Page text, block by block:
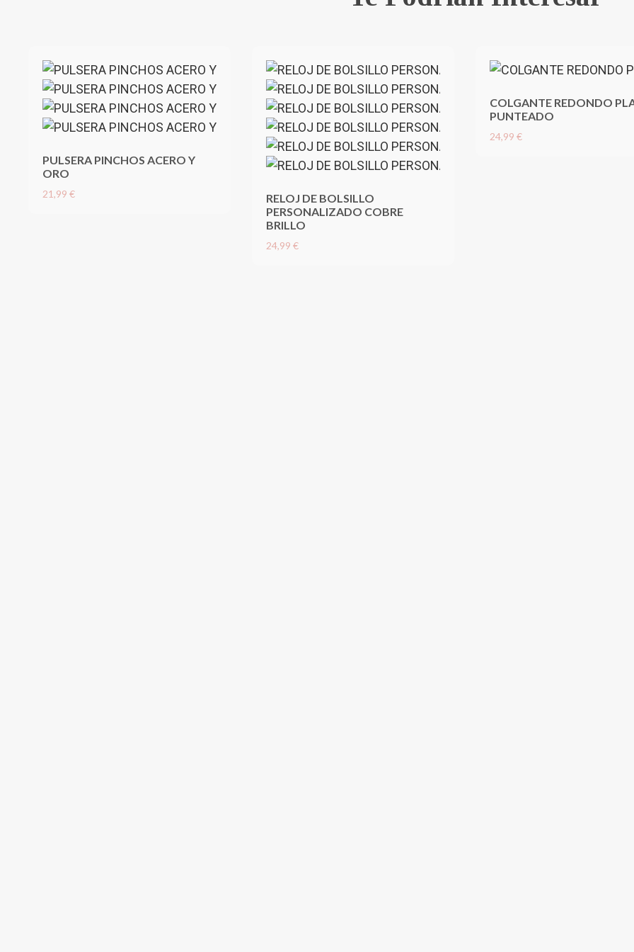
PULSERA PINCHOS ACERO Y
ORO
21,99 €
RELOJ DE BOLSILLO
PERSONALIZADO COBRE
BRILLO
24,99 €
COLGANTE REDONDO
PUNTEADO
24,99 €